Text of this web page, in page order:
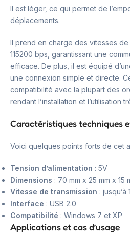
Il est léger, ce qui permet de
déplacements.
Il prend en charge des vitesses de
115200 bps, garantissant une
efficace. De plus, il est équipé
une connexion simple et directe.
compatibilité avec la plupart des
rendant l’installation et l’utilisation
Caractéristiques techniques
Voici quelques points forts de cet
Tension d’alimentation : 5V
Dimensions : 70 mm x 25 mm x 15
Vitesse de transmission : jusqu’à
Interface : USB 2.0
Compatibilité : Windows 7 et XP
Applications et cas d’usage